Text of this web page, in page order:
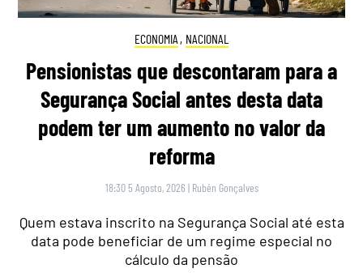
ECONOMIA , NACIONAL
Pensionistas que descontaram para a
Segurança Social antes desta data
podem ter um aumento no valor da
reforma
18:30 5 Agosto, 2026 | Rubén Gonçalves
Quem estava inscrito na Segurança Social até esta
data pode beneficiar de um regime especial no
cálculo da pensão